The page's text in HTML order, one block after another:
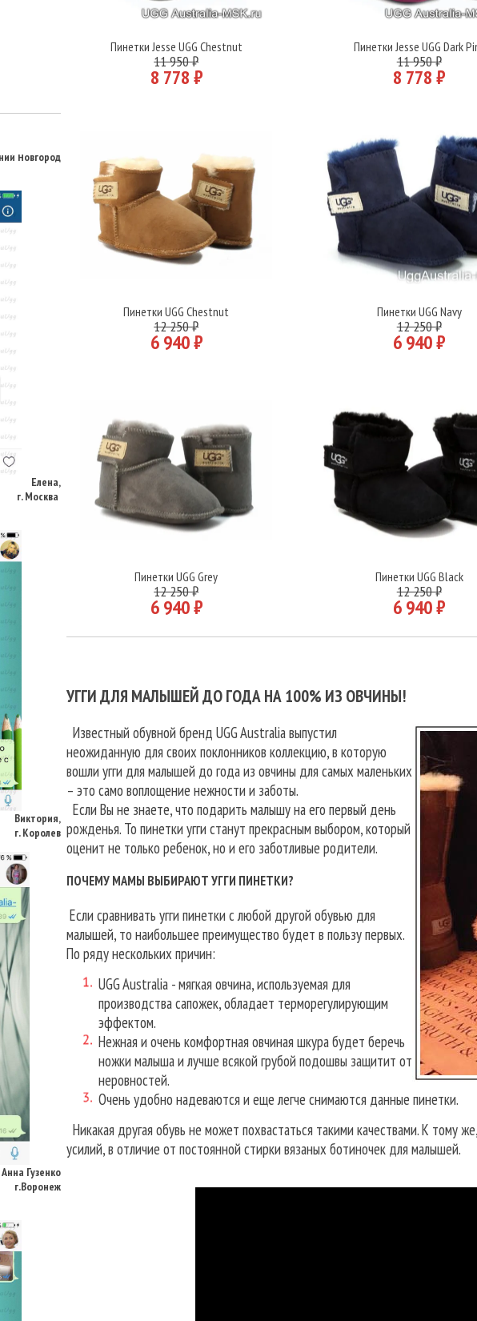
Виктория,
г. Королев
Анна Гузенко
г.Воронеж
Подробнее
Пинетки Jesse UGG Chestnut
11 950 ₽
8 778 ₽
Подробнее
Пинетки Jesse UGG Dark
11 950 ₽
8 778 ₽
Подробнее
Пинетки UGG Chestnut
12 250 ₽
6 940 ₽
Подробнее
Пинетки UGG Navy
12 250 ₽
6 940 ₽
Подробнее
Пинетки UGG Grey
12 250 ₽
6 940 ₽
Подробнее
Пинетки UGG Black
12 250 ₽
6 940 ₽
УГГИ ДЛЯ МАЛЫШЕЙ ДО ГОДА НА 100% ИЗ ОВЧИНЫ!
Известный обувной бренд UGG Australia выпустил
неожиданную для своих поклонников коллекцию, в которую
вошли угги для малышей до года из овчины для самых маленьких
– это само воплощение нежности и заботы.
Если Вы не знаете, что подарить малышу на его первый день
рожденья. То пинетки угги станут прекрасным выбором, который
оценит не только ребенок, но и его заботливые родители.
ПОЧЕМУ МАМЫ ВЫБИРАЮТ УГГИ ПИНЕТКИ?
Если сравнивать угги пинетки с любой другой обувью для
малышей, то наибольшее преимущество будет в пользу первых.
По ряду нескольких причин:
UGG Australia - мягкая овчина, используемая для
производства сапожек, обладает терморегулирующим
эффектом.
Нежная и очень комфортная овчиная шкура будет беречь
ножки малыша и лучше всякой грубой подошвы защитит от
неровностей.
Очень удобно надеваются и еще легче снимаются данные пинетки.
Никакая другая обувь не может похвастаться такими качествами. К тому
усилий, в отличие от постоянной стирки вязаных ботиночек для малышей.